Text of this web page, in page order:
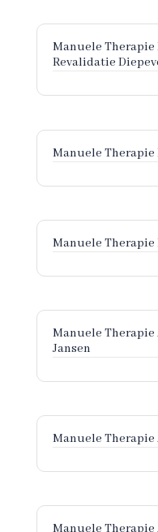
Manuele
Revalidatie
Manuele Therapie
Manuele Therapie
Manuele
Jansen
Manuele Therapie